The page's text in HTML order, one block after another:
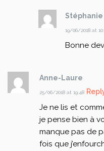
19/06/2018 at
Bonne
Anne-Laure
25/06/2018 at 19:48
Je ne lis et
je pense bien à
manque pas de
fois que